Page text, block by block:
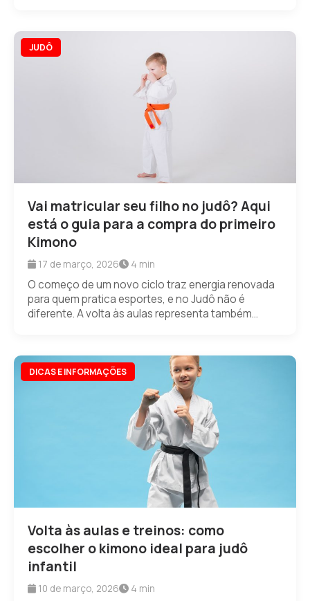
JUDÔ
Vai matricular seu filho no judô? Aqui
está o guia para a compra do primeiro
Kimono
17 de março, 2026 4 min
O começo de um novo ciclo traz energia renovada
para quem pratica esportes, e no Judô não é
diferente. A volta às aulas representa também...
DICAS E INFORMAÇÕES
Volta às aulas e treinos: como
escolher o kimono ideal para judô
infantil
10 de março, 2026 4 min